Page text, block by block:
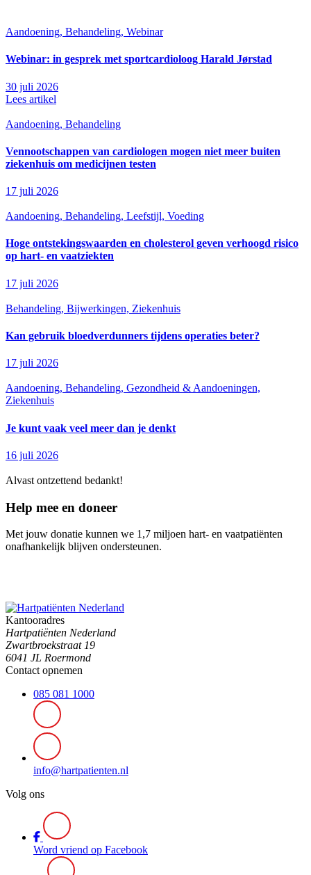
Aandoening, Behandeling, Webinar
Webinar: in gesprek met sportcardioloog Harald Jørstad
30 juli 2026
Lees artikel
Aandoening, Behandeling
Vennootschappen van cardiologen mogen niet meer buiten
ziekenhuis om medicijnen testen
17 juli 2026
Aandoening, Behandeling, Leefstijl, Voeding
Hoge ontstekingswaarden en cholesterol geven verhoogd risico
op hart- en vaatziekten
17 juli 2026
Behandeling, Bijwerkingen, Ziekenhuis
Kan gebruik bloedverdunners tijdens operaties beter?
17 juli 2026
Aandoening, Behandeling, Gezondheid & Aandoeningen,
Ziekenhuis
Je kunt vaak veel meer dan je denkt
16 juli 2026
Alvast ontzettend bedankt!
Help mee en doneer
Met jouw donatie kunnen we 1,7 miljoen hart- en vaatpatiënten
onafhankelijk blijven ondersteunen.
Kantooradres
Hartpatiënten Nederland
Zwartbroekstraat 19
6041 JL Roermond
Contact opnemen
085 081 1000
info@hartpatienten.nl
Volg ons
Word vriend op Facebook